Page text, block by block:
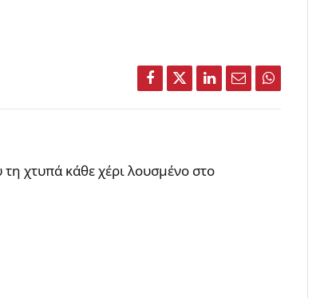
Facebook
TwitterLinkedIn
EmailWhatsApp
χτυπά κάθε χέρι λουσμένο στο